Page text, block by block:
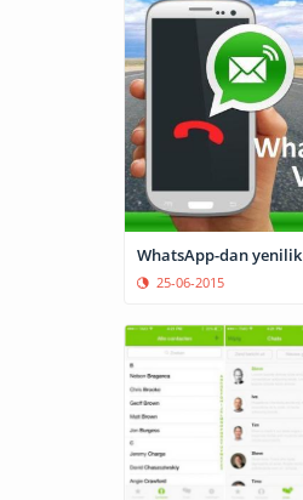
WhatsApp-dan yenilik
25-06-2015